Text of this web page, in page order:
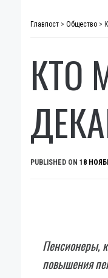
Главпост > Общество >
КТО
PUBLISHED ON 18
Пенсионеры,
повышения